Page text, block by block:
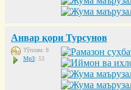
Анвар қори Турсунов
Тўплам: 8
Mp3: 53